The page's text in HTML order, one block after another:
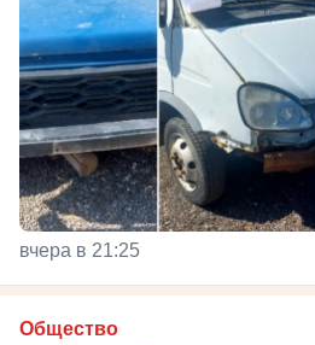
вчера в 21:25
Общество